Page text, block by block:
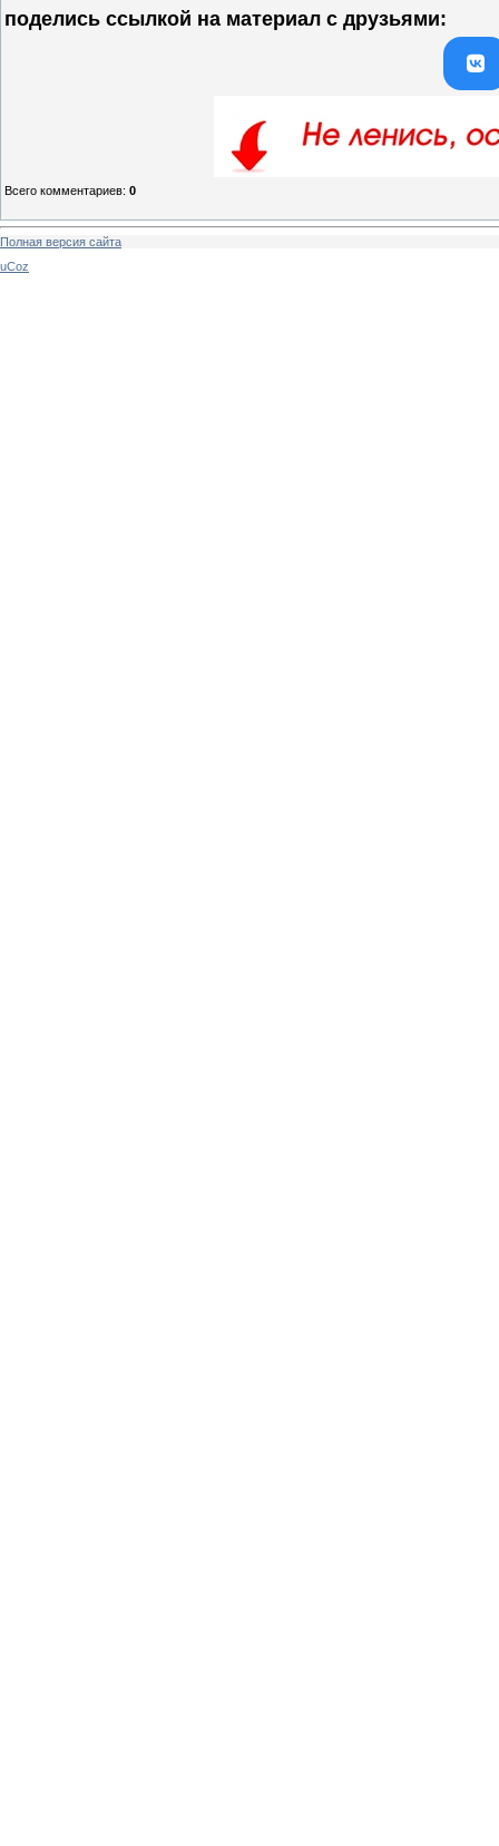
поделись ссылкой на материал c друзьями:
Всего комментариев: 0
Полная версия сайта
uCoz